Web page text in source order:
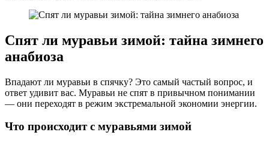
Спят ли муравьи зимой: тайна зимнего
анабиоза
Впадают ли муравьи в спячку? Это самый частый вопрос, и
ответ удивит вас. Муравьи не спят в привычном понимании
— они переходят в режим экстремальной экономии энергии.
Что происходит с муравьями зимой